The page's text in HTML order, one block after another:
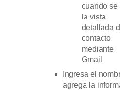
cuando se
la vista
detallada
contacto
mediante
Gmail.
Ingresa el
agrega la